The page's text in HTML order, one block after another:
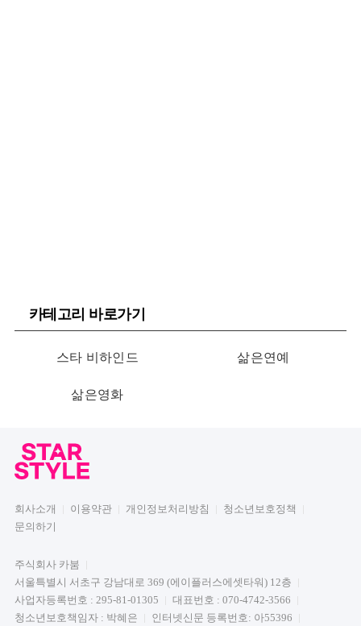
카테고리 바로가기
스타 비하인드 삶은연예
삶은영화
회사소개 이용약관 개인정보처리방침
청소년보호정책
문의하기
주식회사 카붐
서울특별시 서초구 강남대로 369 (에이플러스에셋타워) 12층
사업자등록번호 : 295-81-01305
대표번호 : 070-4742-3566
청소년보호책임자 : 박혜은
인터넷신문 등록번호: 아55396